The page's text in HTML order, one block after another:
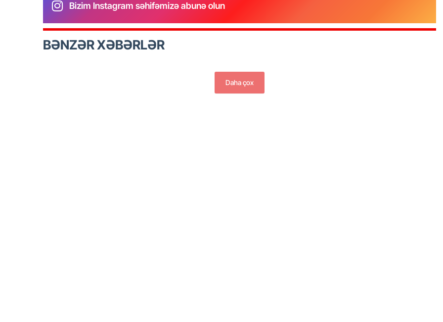
Bizim Instagram səhifəmizə abunə olun
BƏNZƏR XƏBƏRLƏR
Daha çox